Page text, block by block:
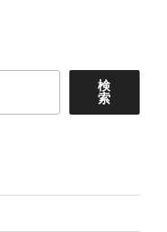
検
索